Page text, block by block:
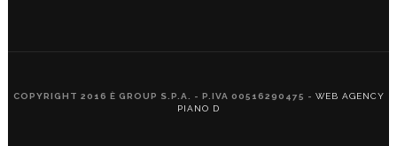
COPYRIGHT 2016 È GROUP S.P.A. - P.IVA 00516290475 - WEB AGENCY
PIANO D